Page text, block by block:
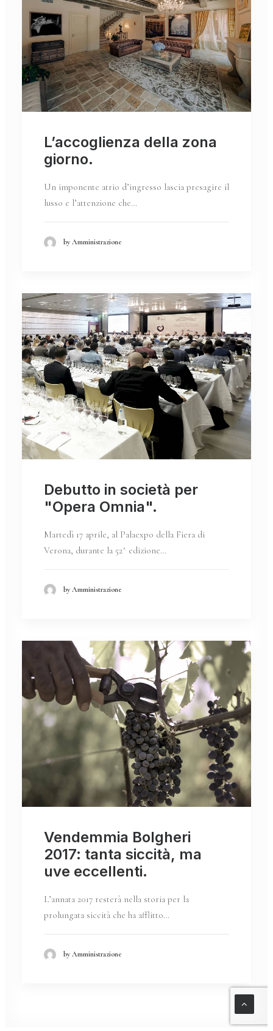
L’accoglienza della zona
giorno.
Un imponente atrio d’ingresso lascia presagire il
lusso e l’attenzione che…
by Amministrazione
Debutto in società per
"Opera Omnia".
Martedì 17 aprile, al Palaexpo della Fiera di
Verona, durante la 52^ edizione…
by Amministrazione
Vendemmia Bolgheri
2017: tanta siccità, ma
uve eccellenti.
L’annata 2017 resterà nella storia per la
prolungata siccità che ha afflitto…
by Amministrazione